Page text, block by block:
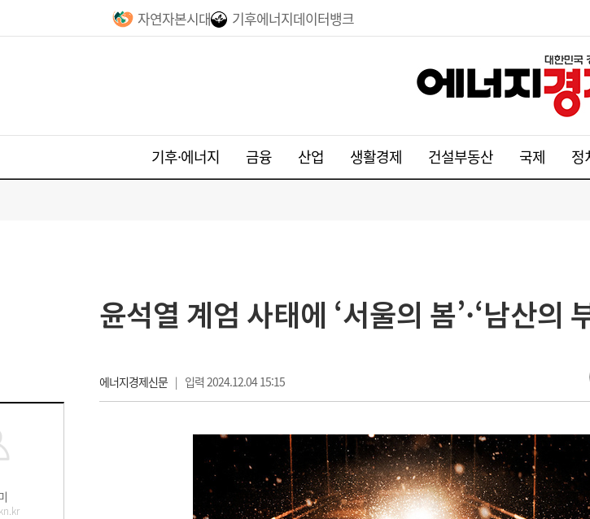
자연자본시대 기후에너지데이터뱅크
기후·에너지 금융 산업 생활경제 건설부동산 국제 정
윤석열 계엄 사태에 ‘서울의 봄’·‘남산의
에너지경제신문| 입력 2024.12.04 15:15